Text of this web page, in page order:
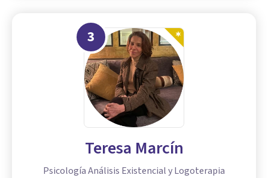
3
Teresa Marcín
Psicología Análisis Existencial y Logoterapia